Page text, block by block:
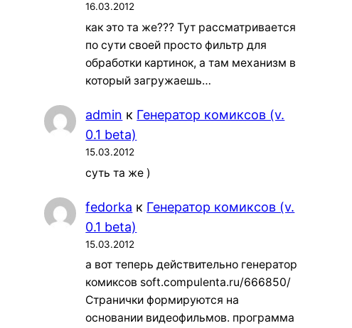
16.03.2012
как это та же??? Тут рассматривается
по сути своей просто фильтр для
обработки картинок, а там механизм в
который загружаешь…
admin к Генератор комиксов (v.
0.1 beta)
15.03.2012
суть та же )
fedorka к Генератор комиксов (v.
0.1 beta)
15.03.2012
а вот теперь действительно генератор
комиксов soft.compulenta.ru/666850/
Странички формируются на
основании видеофильмов. программа